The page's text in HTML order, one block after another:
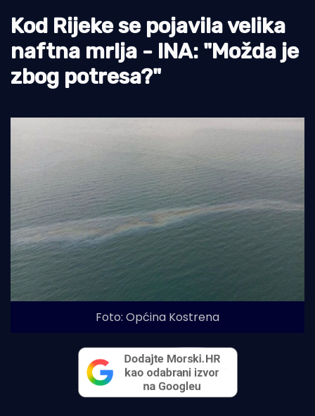
Ekologija
Tradicija i kultura
Kod Rijeke se pojavila velika
naftna mrlja - INA: "Možda je
zbog potresa?"
Foto: Općina Kostrena